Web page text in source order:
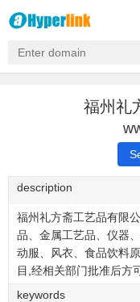
福州礼
description
福州礼方斋工艺品有限
品、金属工艺品、仪器
动服、风衣、食品饮料
目,经相关部门批准后方
keywords